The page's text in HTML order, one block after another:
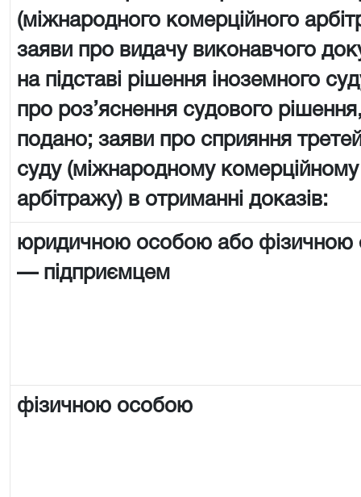
(міжнародного комерційного
заяви про видачу виконавчого
на підставі рішення іноземного
про роз’яснення судового
подано; заяви про сприяння
суду (міжнародному комерційному
арбітражу) в отриманні доказів:
юридичною особою або фізичною
— підприємцем
фізичною особою